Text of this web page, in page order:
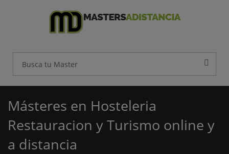
Másteres en Hosteleria
Restauracion y Turismo online y
a distancia